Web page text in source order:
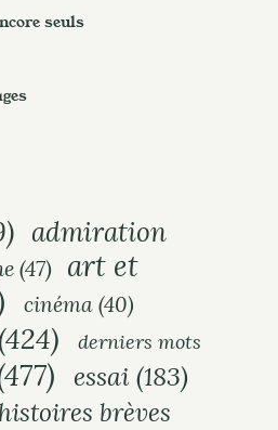
seuls
admiration
(47) art et
cinéma (40)
derniers mots
essai (183)
histoires brèves